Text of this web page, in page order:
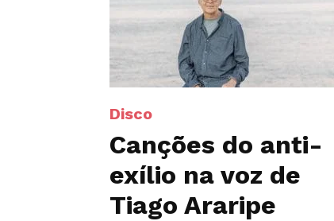
Disco
Canções do anti-
exílio na voz de
Tiago Araripe